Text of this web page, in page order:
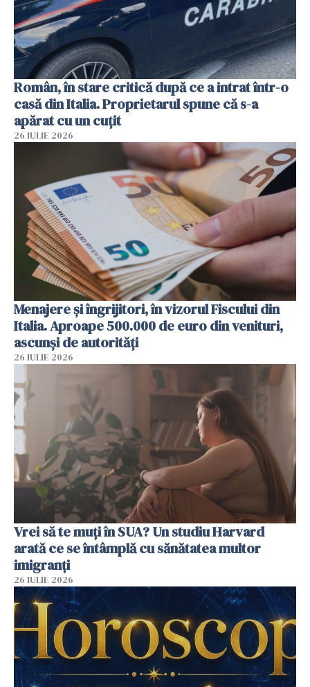
Român, în stare critică după ce a intrat într-o
casă din Italia. Proprietarul spune că s-a
apărat cu un cuțit
26 IULIE 2026
Menajere și îngrijitori, în vizorul Fiscului din
Italia. Aproape 500.000 de euro din venituri,
ascunși de autorități
26 IULIE 2026
Vrei să te muți în SUA? Un studiu Harvard
arată ce se întâmplă cu sănătatea multor
imigranți
26 IULIE 2026